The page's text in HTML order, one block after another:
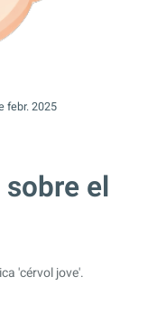
febr. 2025
el
'cérvol jove'.